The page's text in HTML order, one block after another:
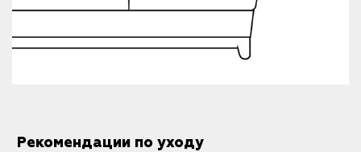
Рекомендации по уходу